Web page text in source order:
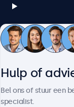
Hulp of
Bel ons of stuur een
specialist.